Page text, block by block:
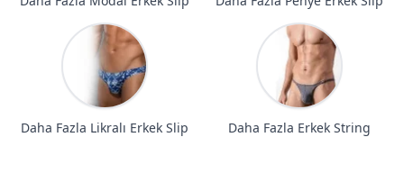
Daha Fazla Likralı Erkek Slip Daha Fazla Erkek String